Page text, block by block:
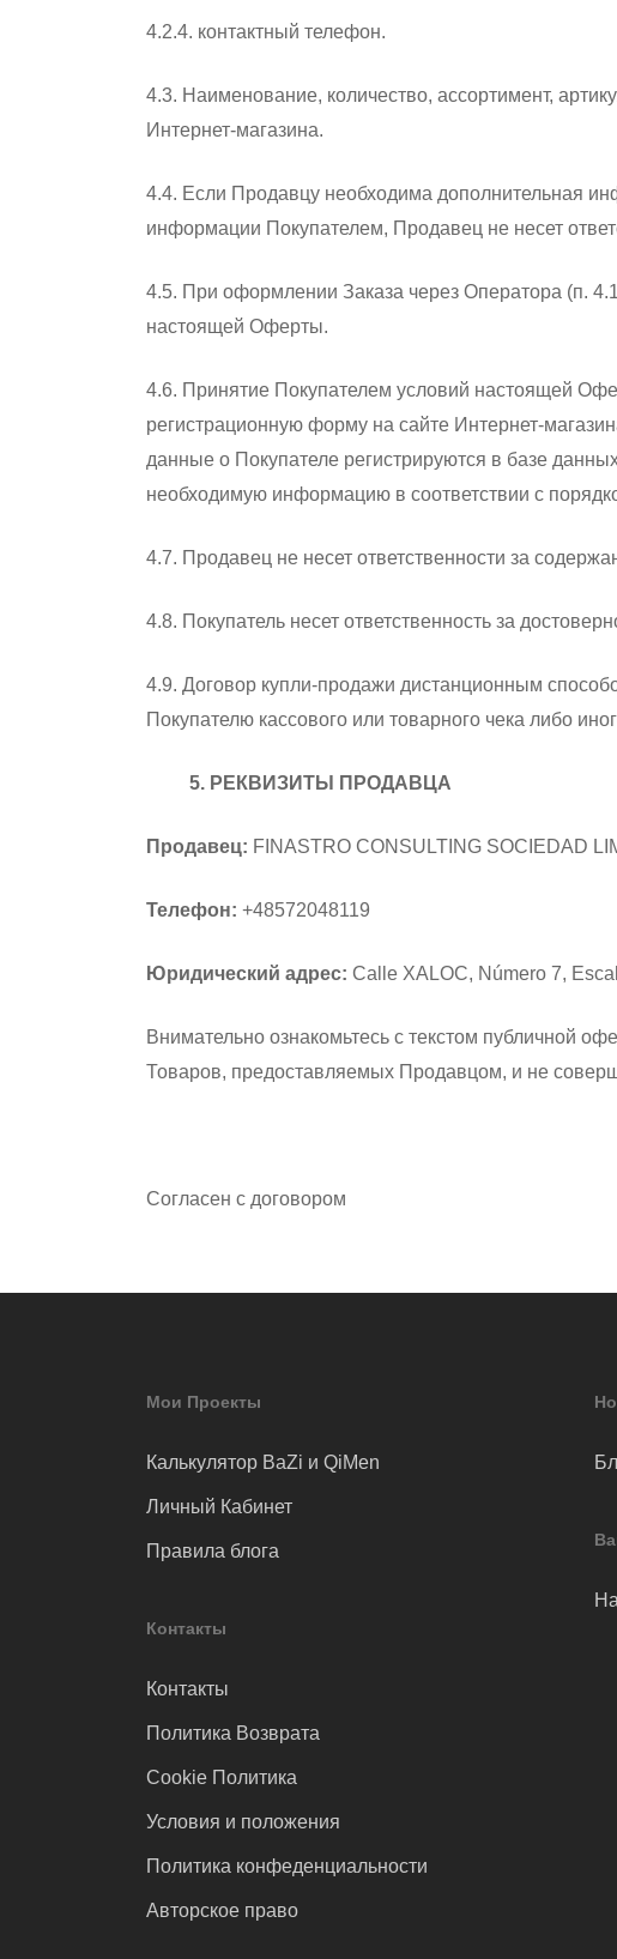
4.2.4. контактный телефон.
4.3. Наименование, количество, ассортимент,
Интернет-магазина.
4.4. Если Продавцу необходима дополнительная
информации Покупателем, Продавец не несет
4.5. При оформлении Заказа через Оператора (п.
настоящей Оферты.
4.6. Принятие Покупателем условий настоящей
регистрационную форму на сайте Интернет-
данные о Покупателе регистрируются в базе
необходимую информацию в соответствии с
4.7. Продавец не несет ответственности за
4.8. Покупатель несет ответственность за
4.9. Договор купли-продажи дистанционным
Покупателю кассового или товарного чека либо
5. РЕКВИЗИТЫ ПРОДАВЦА
Продавец: FINASTRO CONSULTING SOCIEDAD
Телефон: +48572048119
Юридический адрес: Calle XALOC, Número 7,
Внимательно ознакомьтесь с текстом публичной
Товаров, предоставляемых Продавцом, и не
Согласен с договором
Мои Проекты
Калькулятор BaZi и QiMen
Личный Кабинет
Правила блога
Контакты
Контакты
Политика Возврата
Cookie Политика
Условия и положения
Политика конфеденциальности
Авторское право